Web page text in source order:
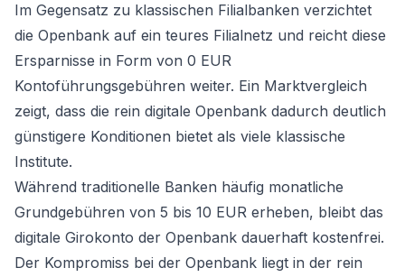
Im Gegensatz zu klassischen Filialbanken verzichtet
die Openbank auf ein teures Filialnetz und reicht diese
Ersparnisse in Form von 0 EUR
Kontoführungsgebühren weiter. Ein Marktvergleich
zeigt, dass die rein digitale Openbank dadurch deutlich
günstigere Konditionen bietet als viele klassische
Institute.
Während traditionelle Banken häufig monatliche
Grundgebühren von 5 bis 10 EUR erheben, bleibt das
digitale Girokonto der Openbank dauerhaft kostenfrei.
Der Kompromiss bei der Openbank liegt in der rein